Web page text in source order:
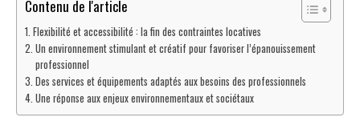
Contenu de l'article
Flexibilité et accessibilité : la fin des contraintes locatives
Un environnement stimulant et créatif pour favoriser l’épanouissement
professionnel
Des services et équipements adaptés aux besoins des professionnels
Une réponse aux enjeux environnementaux et sociétaux